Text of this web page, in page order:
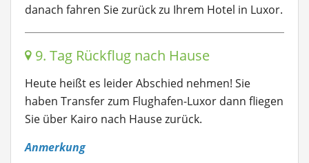
danach fahren Sie zurück zu Ihrem Hotel in Luxor.
9. Tag Rückflug nach Hause
Heute heißt es leider Abschied nehmen! Sie
haben Transfer zum Flughafen-Luxor dann fliegen
Sie über Kairo nach Hause zurück.
Anmerkung